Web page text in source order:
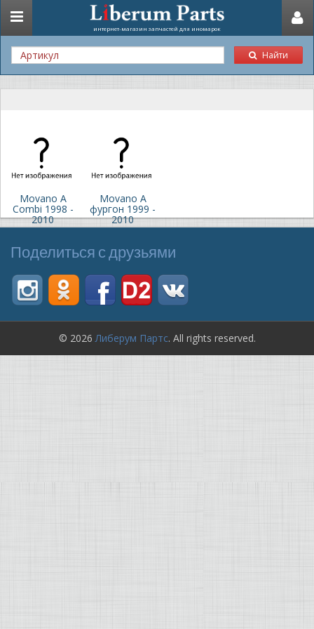
Toggle
navigation
интернет-магазин запчастей для иномарок
Найти
Movano A
Combi 1998 -
2010
Movano A
фургон 1999 -
2010
Поделиться с друзьями
© 2026Либерум Партс. All rights reserved.